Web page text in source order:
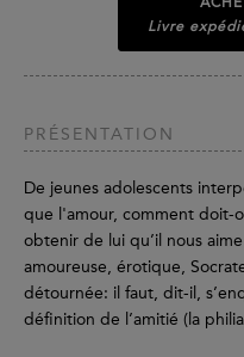
Livre
PRÉSENTATION
De jeunes adolescents
que l'amour, comment doit-
obtenir de lui qu’il nous
amoureuse, érotique,
détournée: il faut, dit-il,
définition de l’amitié (la